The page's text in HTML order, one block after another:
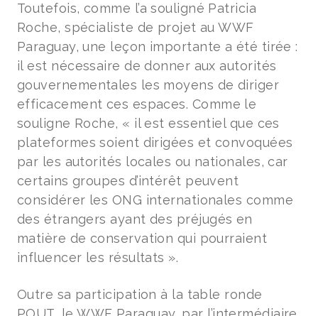
Toutefois, comme l’a souligné Patricia
Roche, spécialiste de projet au WWF
Paraguay, une leçon importante a été tirée :
il est nécessaire de donner aux autorités
gouvernementales les moyens de diriger
efficacement ces espaces. Comme le
souligne Roche, « il est essentiel que ces
plateformes soient dirigées et convoquées
par les autorités locales ou nationales, car
certains groupes d’intérêt peuvent
considérer les ONG internationales comme
des étrangers ayant des préjugés en
matière de conservation qui pourraient
influencer les résultats ».
Outre sa participation à la table ronde